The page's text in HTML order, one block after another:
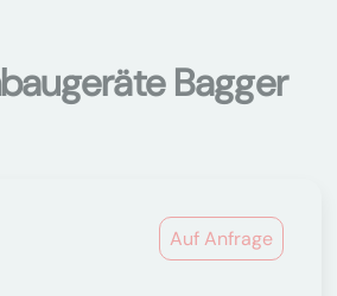
Bagger
Auf Anfrage